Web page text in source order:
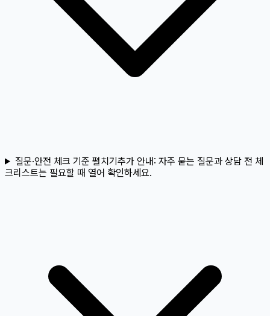
질문·안전 체크 기준 펼치기추가 안내: 자주 묻는 질문과 상담 전 체
크리스트는 필요할 때 열어 확인하세요.